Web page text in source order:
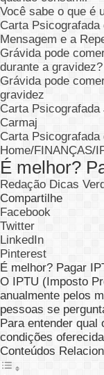
Você sabe o que é
Carta
Mensagem e a
Grávida pode
durante a gravidez?
Grávida pode
gravidez
Carta
Carmaj
Carta Psicografada
Home/FINANÇAS/
É melhor?
Redação Dicas
Compartilhe
Facebook
Twitter
LinkedIn
Pinterest
É melhor? Pagar
O IPTU (Imposto
anualmente pelos
pessoas se
Para entender
condições
Conteúdos